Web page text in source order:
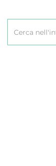
principale
Prodotto